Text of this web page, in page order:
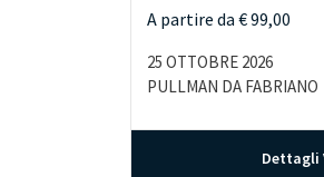
A partire da € 99,00
25 OTTOBRE 2026
PULLMAN DA FABRIANO
Dettagli